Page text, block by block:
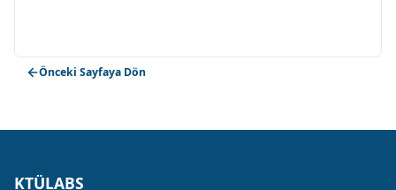
Önceki Sayfaya Dön
KTÜLABS